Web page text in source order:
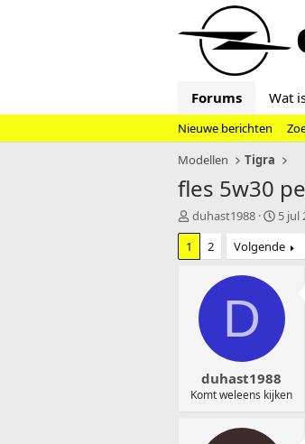
Forums Wat
Nieuwe berichten
Modellen
Tigra
fles 5w30
T
o
i
r
duhast1988
S
a
r
d
u
5 jul
1
2 Volgende
D
duhast1988
Komt weleens kijken